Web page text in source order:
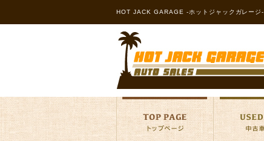
HOT JACK GARAGE -ホットジャックガレージ-